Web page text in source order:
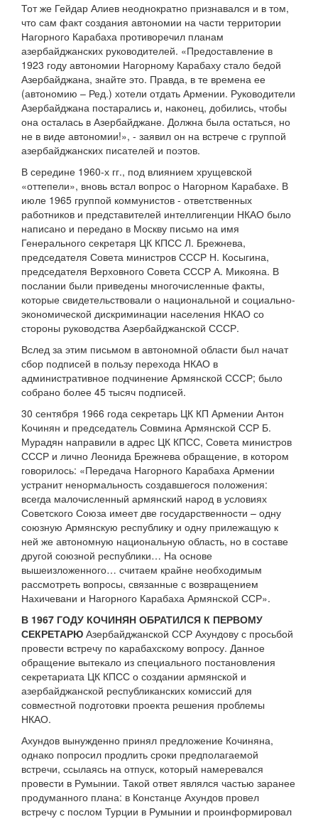
Тот же Гейдар Алиев неоднократно признавался и в том,
что сам факт создания автономии на части территории
Нагорного Карабаха противоречил планам
азербайджанских руководителей. «Предоставление в
1923 году автономии Нагорному Карабаху стало бедой
Азербайджана, знайте это. Правда, в те времена ее
(автономию – Ред.) хотели отдать Армении. Руководители
Азербайджана постарались и, наконец, добились, чтобы
она осталась в Азербайджане. Должна была остаться, но
не в виде автономии!», - заявил он на встрече с группой
азербайджанских писателей и поэтов.
В середине 1960-х гг., под влиянием хрущевской
«оттепели», вновь встал вопрос о Нагорном Карабахе. В
июле 1965 группой коммунистов - ответственных
работников и представителей интеллигенции НКАО было
написано и передано в Москву письмо на имя
Генерального секретаря ЦК КПСС Л. Брежнева,
председателя Совета министров СССР Н. Косыгина,
председателя Верховного Совета СССР А. Микояна. В
послании были приведены многочисленные факты,
которые свидетельствовали о национальной и социально-
экономической дискриминации населения НКАО со
стороны руководства Азербайджанской СССР.
Вслед за этим письмом в автономной области был начат
сбор подписей в пользу перехода НКАО в
административное подчинение Армянской СССР; было
собрано более 45 тысяч подписей.
30 сентября 1966 года секретарь ЦК КП Армении Антон
Кочинян и председатель Совмина Армянской ССР Б.
Мурадян направили в адрес ЦК КПСС, Совета министров
СССР и лично Леонида Брежнева обращение, в котором
говорилось: «Передача Нагорного Карабаха Армении
устранит ненормальность создавшегося положения:
всегда малочисленный армянский народ в условиях
Советского Союза имеет две государственности – одну
союзную Армянскую республику и одну прилежащую к
ней же автономную национальную область, но в составе
другой союзной республики… На основе
вышеизложенного… считаем крайне необходимым
рассмотреть вопросы, связанные с возвращением
Нахичевани и Нагорного Карабаха Армянской ССР».
В 1967 ГОДУ КОЧИНЯН ОБРАТИЛСЯ К ПЕРВОМУ
СЕКРЕТАРЮ Азербайджанской ССР Ахундову с просьбой
провести встречу по карабахскому вопросу. Данное
обращение вытекало из специального постановления
секретариата ЦК КПСС о создании армянской и
азербайджанской республиканских комиссий для
совместной подготовки проекта решения проблемы
НКАО.
Ахундов вынужденно принял предложение Кочиняна,
однако попросил продлить сроки предполагаемой
встречи, ссылаясь на отпуск, который намеревался
провести в Румынии. Такой ответ являлся частью заранее
продуманного плана: в Констанце Ахундов провел
встречу с послом Турции в Румынии и проинформировал